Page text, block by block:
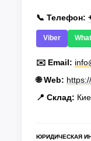
📞 Телефон:
Viber
✉️ Email:
🌐 Web:
📍 Склад:
ЮРИДИЧЕСКАЯ